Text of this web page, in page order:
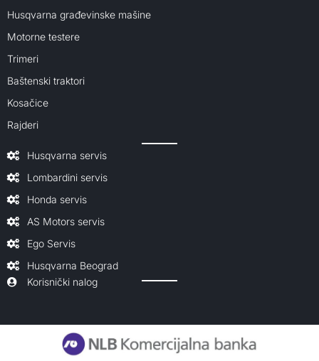
Husqvarna građevinske mašine
Motorne testere
Trimeri
Baštenski traktori
Kosačice
Rajderi
Husqvarna servis
Lombardini servis
Honda servis
AS Motors servis
Ego Servis
Husqvarna Beograd
Korisnički nalog